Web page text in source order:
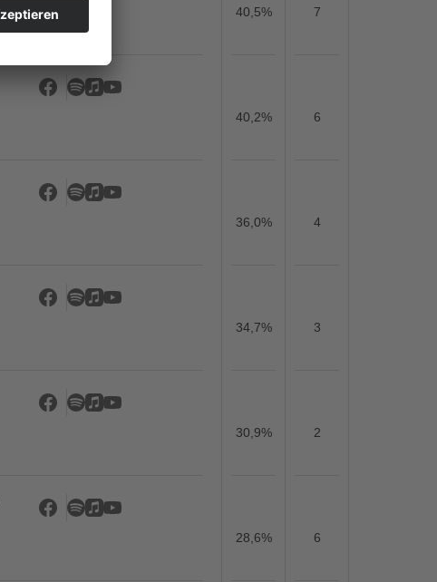
40,5% 7
40,2% 6
36,0% 4
34,7% 3
30,9% 2
28,6% 6